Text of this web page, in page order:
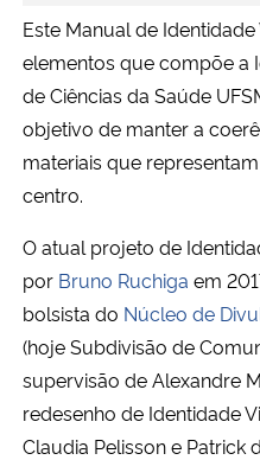
Secretaria-Geral
Secretaria de Governo
Gabinete de Segurança Institucional
Banco Central do Brasil
Planalto
Este Manual de
elementos que compõe a
de Ciências da Saúde
objetivo de manter a
materiais que
centro.
O atual projeto de
por Bruno Ruchiga em
bolsista do Núcleo de
(hoje Subdivisão de
supervisão de Alexandre
redesenho de Identidade
Claudia Pelisson e Patrick